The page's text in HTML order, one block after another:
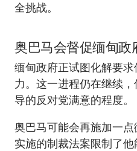
全挑战。
奥巴马会督促缅甸政
缅甸政府正试图化解要
力。这一进程仍在继续
导的反对党满意的程度。
奥巴马可能会再施加一
实施的制裁法案限制了他